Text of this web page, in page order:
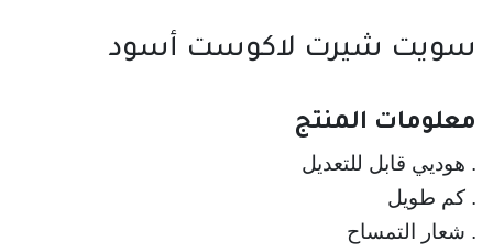
سويت شيرت لاكوست أسود
معلومات المنتج